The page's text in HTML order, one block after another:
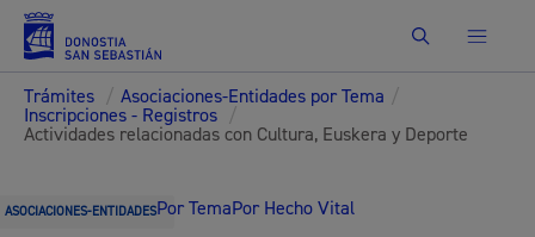
Buscar
Trámites / Asociaciones-Entidades por Tema /
Inscripciones - Registros /
Actividades relacionadas con Cultura, Euskera y Deporte
ASOCIACIONES-ENTIDADESPor TemaPor Hecho Vital